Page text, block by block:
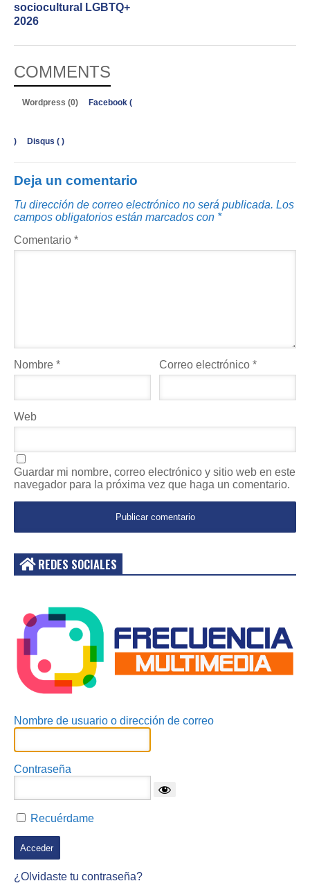
sociocultural LGBTQ+
2026
COMMENTS
Wordpress (0) Facebook (
) Disqus ( )
Deja un comentario
Tu dirección de correo electrónico no será publicada. Los
campos obligatorios están marcados con *
Comentario *
Nombre * Correo electrónico*
Web
Guardar mi nombre, correo electrónico y sitio web en este
navegador para la próxima vez que haga un comentario.
REDES SOCIALES
Nombre de usuario o dirección de correo
Contraseña
Recuérdame
¿Olvidaste tu contraseña?